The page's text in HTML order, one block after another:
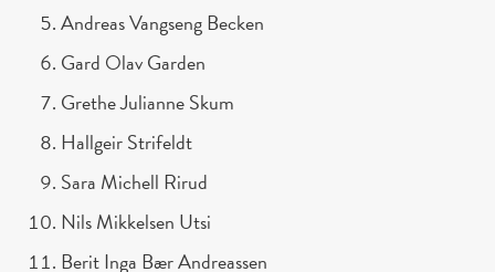
Andreas Vangseng Becken
Gard Olav Garden
Grethe Julianne Skum
Hallgeir Strifeldt
Sara Michell Rirud
Nils Mikkelsen Utsi
Berit Inga Bær Andreassen